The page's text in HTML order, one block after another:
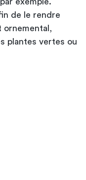
de le rendre
plantes vertes ou